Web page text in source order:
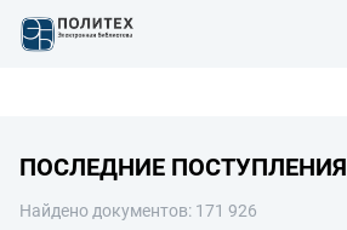
ПОСЛЕДНИЕ ПОСТУПЛЕНИЯ
Найдено документов: 171 926